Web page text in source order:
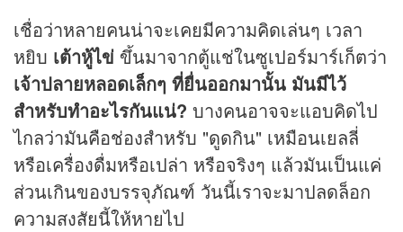
เชื่อว่าหลายคนน่าจะเคยมีความคิดเล่นๆ เวลา
หยิบ เต้าหู้ไข่ ขึ้นมาจากตู้แช่ในซูเปอร์มาร์เก็ตว่า
เจ้าปลายหลอดเล็กๆ ที่ยื่นออกมานั้น มันมีไว้
สำหรับทำอะไรกันแน่? บางคนอาจจะแอบคิดไป
ไกลว่ามันคือช่องสำหรับ "ดูดกิน" เหมือนเยลลี่
หรือเครื่องดื่มหรือเปล่า หรือจริงๆ แล้วมันเป็นแค่
ส่วนเกินของบรรจุภัณฑ์ วันนี้เราจะมาปลดล็อก
ความสงสัยนี้ให้หายไป